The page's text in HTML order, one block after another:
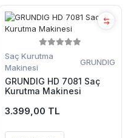
Saç Kurutma
Makinesi
GRUNDIG
GRUNDIG HD 7081 Saç
Kurutma Makinesi
3.399,00 TL